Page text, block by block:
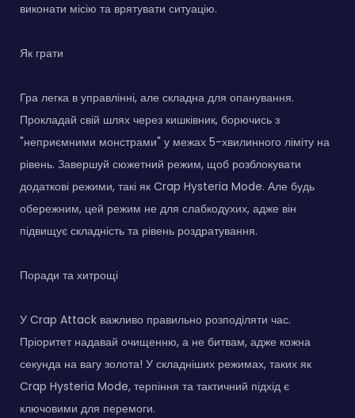
виконати місію та врятувати ситуацію.
Як грати
Гра легка в управлінні, але складна для опанування.
Прокладай свій шлях через кишківник, борючись з
"неприємними монстрами" у межах 5-хвилинного ліміту на
рівень. Завершуй сюжетний режим, щоб розблокувати
додаткові режими, такі як Crap Hysteria Mode. Але будь
обережним, цей режим не для слабкодухих, адже він
підвищує складність та рівень роздратування.
Поради та хитрощі
У Crap Attack важливо правильно розподіляти час.
Пріоритет надавай очищенню, а не битвам, адже кожна
секунда на вагу золота! У складніших режимах, таких як
Crap Hysteria Mode, терпіння та тактичний підхід є
ключовими для перемоги.